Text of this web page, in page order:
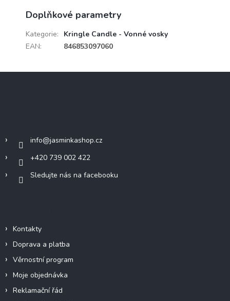
Doplňkové parametry
Kategorie:
Kringle Candle - Vonné vosky
EAN: 846853097060
info@jasminkashop.cz
+420 739 002 422
Sledujte nás na facebooku
Kontakty
Doprava a platba
Věrnostní program
Moje objednávka
Reklamační řád